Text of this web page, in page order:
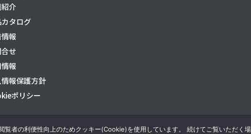
介
タログ
報
せ
報
報保護方針
ポリシー
覧者の利便性向上のためクッキー(Cookie)を使用しています。 続けてご覧いただく